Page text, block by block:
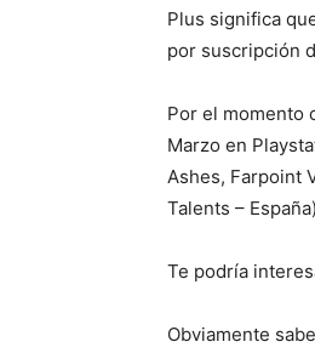
Plus significa
por suscripción
Por el momento
Marzo en
Ashes, Farpoint
Talents –
Te podría
Obviamente